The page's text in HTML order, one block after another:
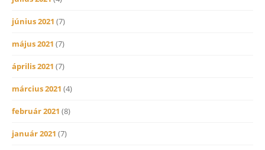
június 2021 (7)
május 2021 (7)
április 2021 (7)
március 2021 (4)
február 2021 (8)
január 2021 (7)